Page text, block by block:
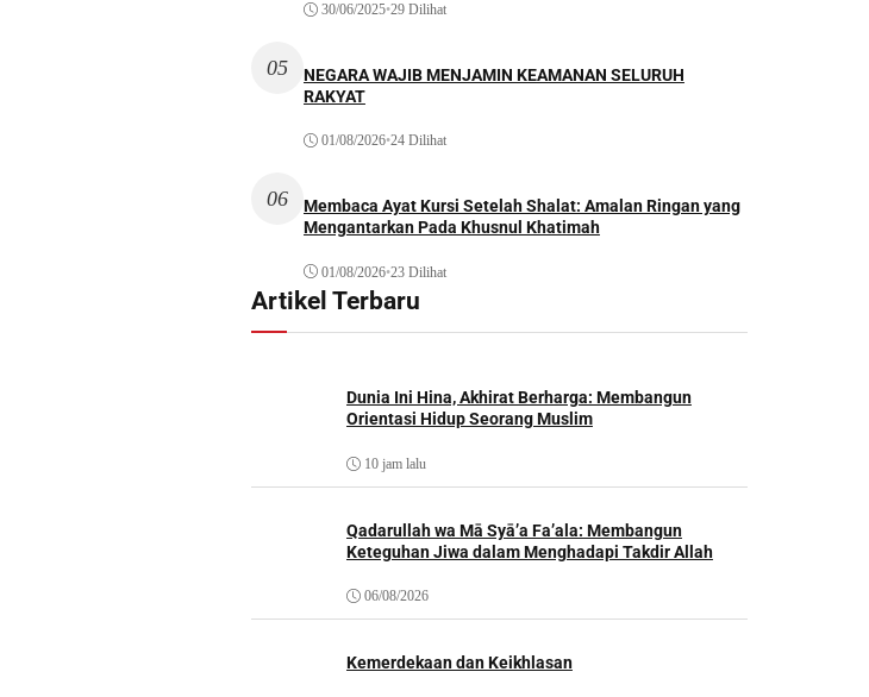
30/06/2025•29 Dilihat
05
NEGARA WAJIB MENJAMIN KEAMANAN SELURUH
RAKYAT
01/08/2026•24 Dilihat
06
Membaca Ayat Kursi Setelah Shalat: Amalan Ringan yang
Mengantarkan Pada Khusnul Khatimah
01/08/2026•23 Dilihat
Artikel Terbaru
Dunia Ini Hina, Akhirat Berharga: Membangun
Orientasi Hidup Seorang Muslim
10 jam lalu
Qadarullah wa Mā Syā’a Fa’ala: Membangun
Keteguhan Jiwa dalam Menghadapi Takdir Allah
06/08/2026
Kemerdekaan dan Keikhlasan